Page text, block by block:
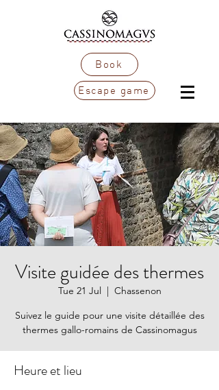
Book
Escape game
Visite guidée des thermes
Tue 21 Jul
  |
Chassenon
Suivez le guide pour une visite détaillée des
thermes gallo-romains de Cassinomagus
Heure et lieu